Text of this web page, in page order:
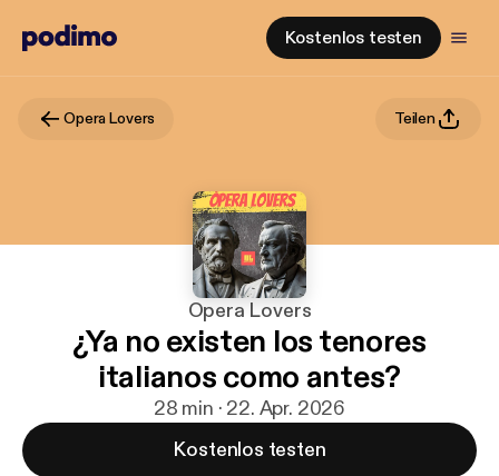
Kostenlos testen
Opera Lovers Teilen
Opera Lovers
¿Ya no existen los tenores
italianos como antes?
28 min · 22. Apr. 2026
Kostenlos testen